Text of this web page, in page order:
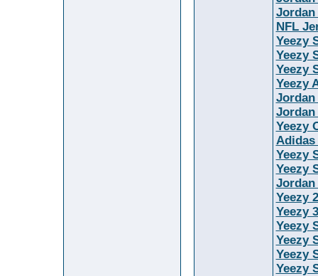
Jordan
NFL
Yeezy
Yeezy
Yeezy
Yeezy
Jordan
Jordan
Yeezy
Adidas
Yeezy
Yeezy
Jordan
Yeezy
Yeezy
Yeezy
Yeezy
Yeezy
Yeezy